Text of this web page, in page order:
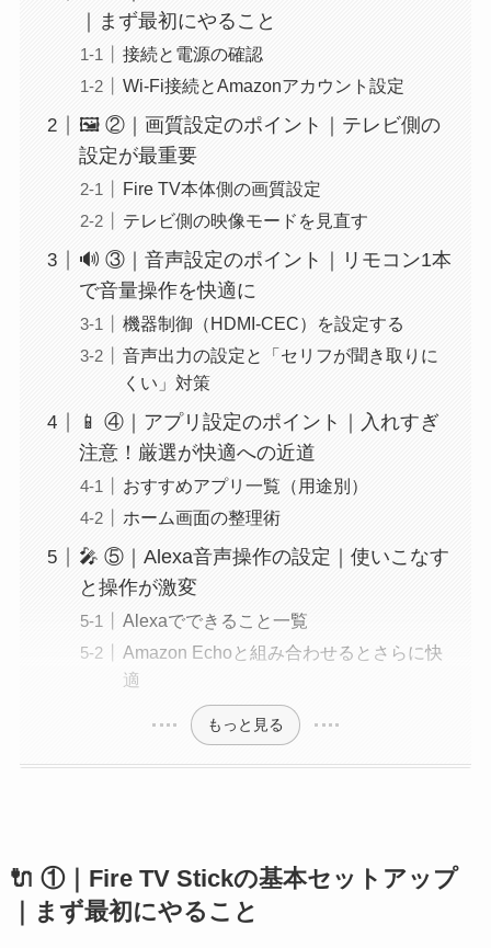
｜まず最初にやること
接続と電源の確認
Wi-Fi接続とAmazonアカウント設定
🖼️ ②｜画質設定のポイント｜テレビ側の
設定が最重要
Fire TV本体側の画質設定
テレビ側の映像モードを見直す
🔊 ③｜音声設定のポイント｜リモコン1本
で音量操作を快適に
機器制御（HDMI-CEC）を設定する
音声出力の設定と「セリフが聞き取りに
くい」対策
📱 ④｜アプリ設定のポイント｜入れすぎ
注意！厳選が快適への近道
おすすめアプリ一覧（用途別）
ホーム画面の整理術
🎤 ⑤｜Alexa音声操作の設定｜使いこなす
と操作が激変
Alexaでできること一覧
Amazon Echoと組み合わせるとさらに快
適
もっと見る
🔌 ①｜Fire TV Stickの基本セットアップ
｜まず最初にやること